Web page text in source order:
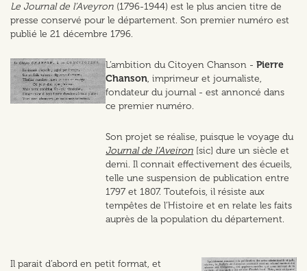
Le Journal de l’Aveyron (1796-1944) est le plus ancien titre de
presse conservé pour le département. Son premier numéro est
publié le 21 décembre 1796.
L’ambition du Citoyen Chanson -Pierre
Chanson, imprimeur et journaliste,
fondateur du journal - est annoncé dans
ce premier numéro.
Son projet se réalise, puisque le voyage du
Journal de l’Aveiron [sic] dure un siècle et
demi. Il connait effectivement des écueils,
telle une suspension de publication entre
1797 et 1807. Toutefois, il résiste aux
tempêtes de l’Histoire et en relate les faits
auprès de la population du département.
Il parait d’abord en petit format, et